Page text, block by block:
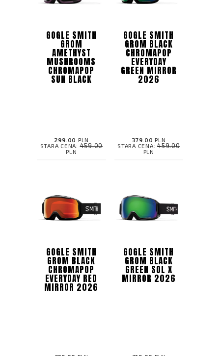
GOGLE SMITH
GROM
AMETHYST
MUSHROOMS
CHROMAPOP
SUN BLACK
299.00 PLN
STARA CENA:459.00
PLN
GOGLE SMITH
GROM BLACK
CHROMAPOP
EVERYDAY
GREEN MIRROR
2026
379.00 PLN
STARA CENA: 459.00
PLN
GOGLE SMITH
GROM BLACK
CHROMAPOP
EVERYDAY RED
MIRROR 2026
GOGLE SMITH
GROM BLACK
GREEN SOL X
MIRROR 2026